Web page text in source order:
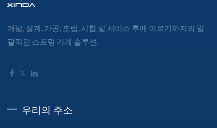
개발, 설계, 가공, 조립, 시험 및 서비스 후에 이르기까지의 일
괄적인 스프링 기계 솔루션.
우리의 주소